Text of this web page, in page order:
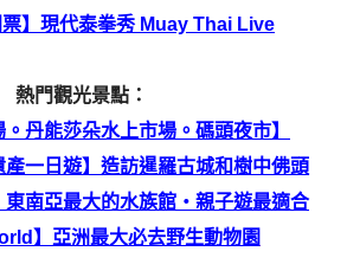
票】現代泰拳秀 Muay Thai Live
熱門觀光景點：
。丹能莎朵水上市場。碼頭夜市】
產一日遊】造訪暹羅古城和樹中佛頭
東南亞最大的水族館・親子遊最適合
】亞洲最大必去野生動物園